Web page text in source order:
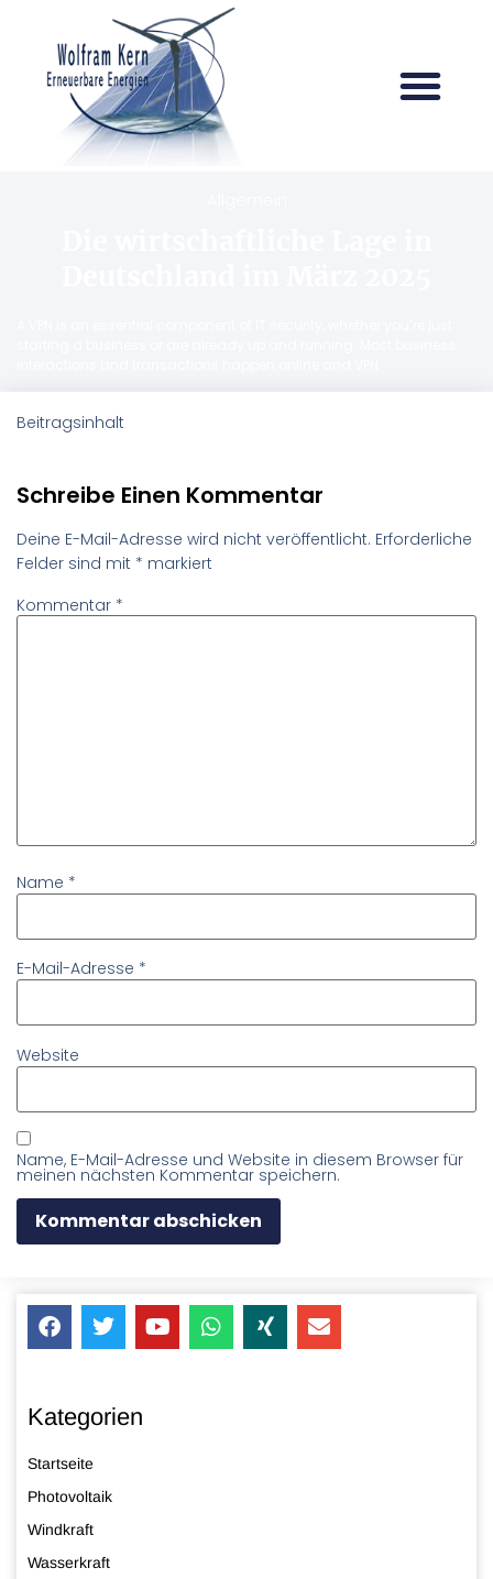
Beitragsinhalt
Schreibe Einen Kommentar
Deine E-Mail-Adresse wird nicht veröffentlicht. Erforderliche
Felder sind mit * markiert
Kommentar *
Name *
E-Mail-Adresse *
Website
Name, E-Mail-Adresse und Website in diesem Browser für
meinen nächsten Kommentar speichern.
Kategorien
Startseite
Photovoltaik
Windkraft
Wasserkraft